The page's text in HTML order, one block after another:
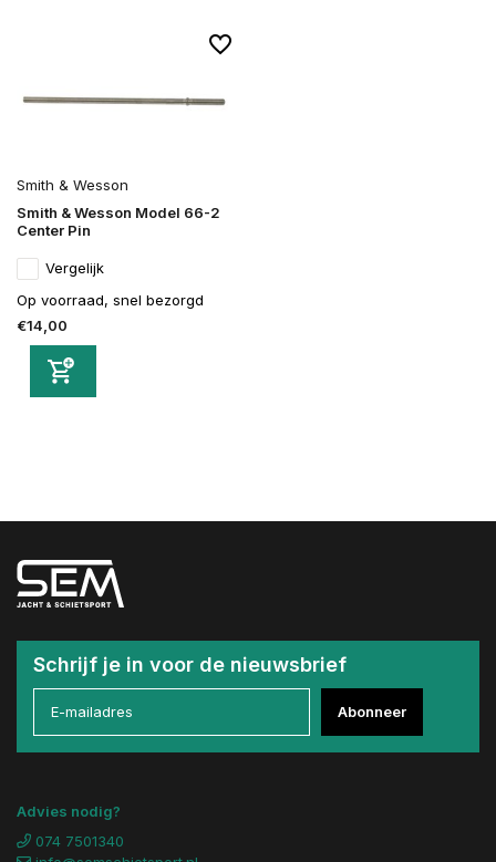
Smith & Wesson
Smith & Wesson Model 66-2
Center Pin
Vergelijk
Op voorraad, snel bezorgd
€14,00
Schrijf je in voor de nieuwsbrief
Abonneer
Advies nodig?
074 7501340